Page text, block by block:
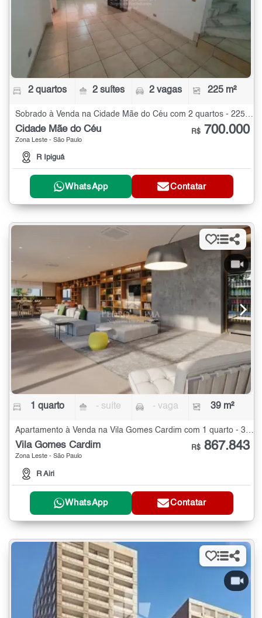
2 quartos 2 suítes 2 vagas 225 m²
Sobrado à Venda na Cidade Mãe do Céu com 2 quartos - 225 m²
Cidade Mãe do Céu
Zona Leste - São Paulo
R Ipiguá
R$ 700.000
WhatsApp Contatar
1 quarto - suíte - vaga 39 m²
Apartamento à Venda na Vila Gomes Cardim com 1 quarto - 39 m²
Vila Gomes Cardim
Zona Leste - São Paulo
R Airi
R$ 867.843
WhatsApp Contatar